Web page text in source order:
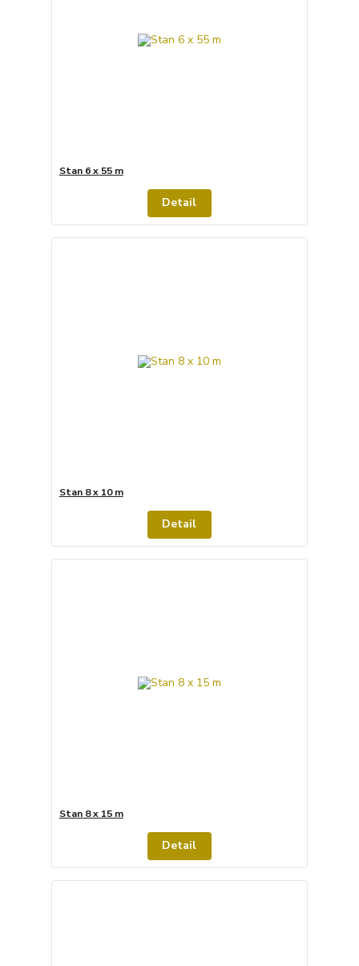
Stan 6 x 55 m
Detail
Stan 8 x 10 m
Detail
Stan 8 x 15 m
Detail